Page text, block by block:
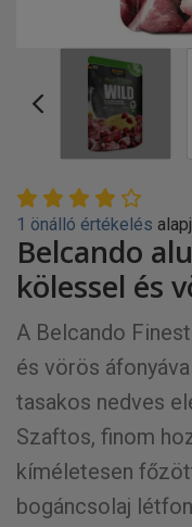
1 önálló értékelés
Belcando
kölessel és
A Belcando
és vörös
tasakos nedves
Szaftos, finom
kíméletesen
bogáncsolaj